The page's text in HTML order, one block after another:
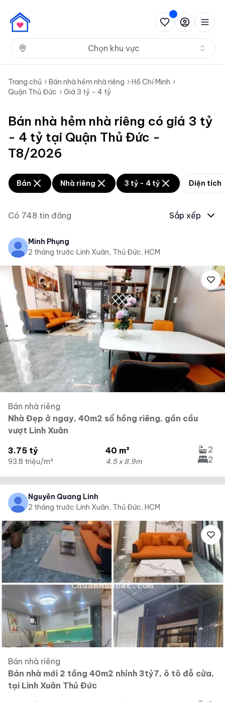
Chọn khu vực
Trang chủ Bán nhà hẻm nhà riêng
Hồ Chí Minh
Quận Thủ Đức
Giá 3 tỷ - 4 tỷ
Bán nhà hẻm nhà riêng có giá 3 tỷ
- 4 tỷ tại Quận Thủ Đức -
T8/2026
Bán Nhà riêng 3 tỷ - 4 tỷ Diện tích
Có 748 tin đăng Sắp xếp
Minh Phụng
2 tháng trước·Linh Xuân, Thủ Đức, HCM
Bán nhà riêng
Nhà Đẹp ở ngay, 40m2 sổ hồng riêng, gần cầu
vượt Linh Xuân
3.75 tỷ
93.8 triệu/m²
40 m²
4.5 x 8.9m
2
2
Nguyễn Quang Linh
2 tháng trước·Linh Xuân, Thủ Đức, HCM
Bán nhà riêng
Bán nhà mới 2 tầng 40m2 nhỉnh 3tỷ7, ô tô đỗ cửa,
tại Linh Xuân Thủ Đức